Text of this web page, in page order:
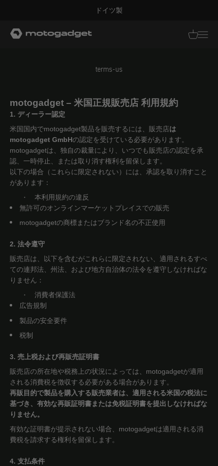
ドイツ製
翻訳
モトガジェット社 翻訳があ
terms-us
motogadget – 米国正規販売店 利用規約
1. ディーラー認定
米国国内でmotogadget製品を販売するには、販売店は
motogadget GmbHの認定を受けている必要があります。
motogadgetは、独自の裁量により、いつでも販売店の認定を承
認、一時停止、または取り消す権利を留保します。
以下の場合（これらに限定されない）には、承認を取り消すこと
があります：
・
本利用規約の違反
無許可のオンラインマーケットプレイスでの販売
motogadgetの商標またはブランド名の不正使用
2. 法令遵守
販売店は、以下を含むがこれらに限定されない、適用されるすべ
ての連邦法、州法、および地方自治体の法令を遵守しなければな
りません：
・
消費者保護法
広告規制
製品の安全要件
税制
3. 売上税および再販売証明書
販売店の所在地や税務上の状況によっては、motogadgetが適用
される消費税を徴収する必要がある場合があります。
再販目的で製品を購入する販売業者は、適用される米国の税法に
基づき、有効な再販証明書または免税証明書を提出しなければな
りません。
有効な証明書が提示されない場合、motogadgetは適用される消
費税を請求する権利を留保します。
4. 支払条件